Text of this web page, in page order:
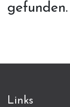
gefunden.
Links